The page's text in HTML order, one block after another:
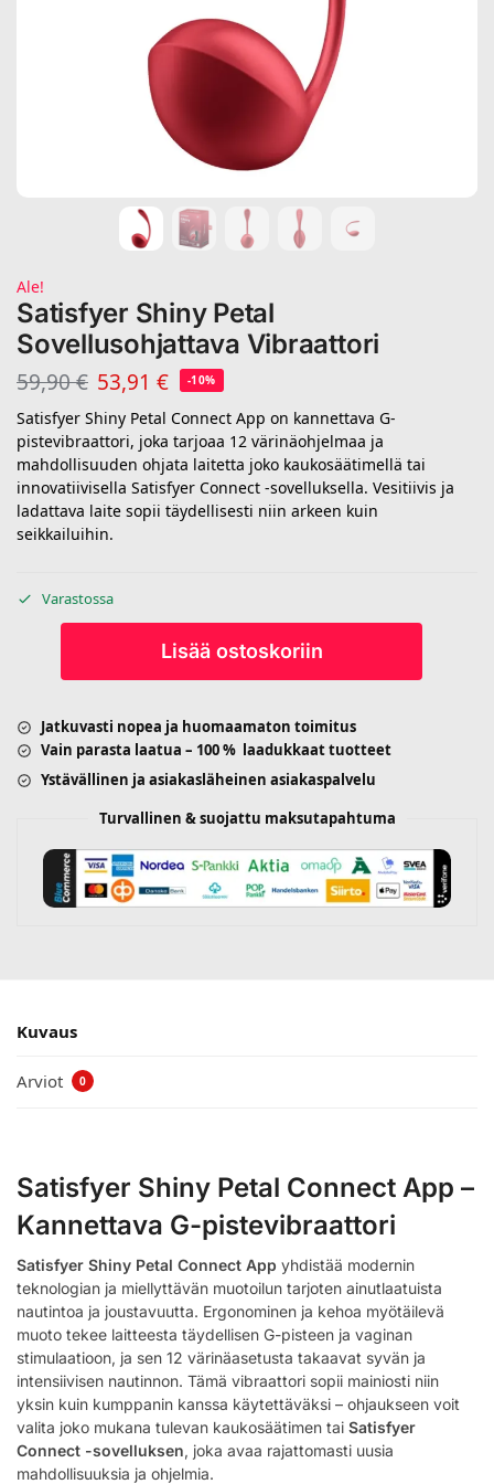
Ale!
Satisfyer Shiny Petal
Sovellusohjattava Vibraattori
59,90€ 53,91 € -10%
Satisfyer Shiny Petal Connect App on kannettava G-
pistevibraattori, joka tarjoaa 12 värinäohjelmaa ja
mahdollisuuden ohjata laitetta joko kaukosäätimellä tai
innovatiivisella Satisfyer Connect -sovelluksella. Vesitiivis ja
ladattava laite sopii täydellisesti niin arkeen kuin
seikkailuihin.
Varastossa
Lisää ostoskoriin
Jatkuvasti nopea ja huomaamaton toimitus
Vain parasta laatua – 100 % laadukkaat tuotteet
Ystävällinen ja asiakasläheinen asiakaspalvelu
Turvallinen & suojattu maksutapahtuma
Kuvaus
Arviot 0
Satisfyer Shiny Petal Connect App –
Kannettava G-pistevibraattori
Satisfyer Shiny Petal Connect App yhdistää modernin
teknologian ja miellyttävän muotoilun tarjoten ainutlaatuista
nautintoa ja joustavuutta. Ergonominen ja kehoa myötäilevä
muoto tekee laitteesta täydellisen G-pisteen ja vaginan
stimulaatioon, ja sen 12 värinäasetusta takaavat syvän ja
intensiivisen nautinnon. Tämä vibraattori sopii mainiosti niin
yksin kuin kumppanin kanssa käytettäväksi – ohjaukseen voit
valita joko mukana tulevan kaukosäätimen tai Satisfyer
Connect -sovelluksen, joka avaa rajattomasti uusia
mahdollisuuksia ja ohjelmia.